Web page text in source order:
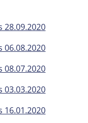
28.09.2020
06.08.2020
08.07.2020
03.03.2020
16.01.2020